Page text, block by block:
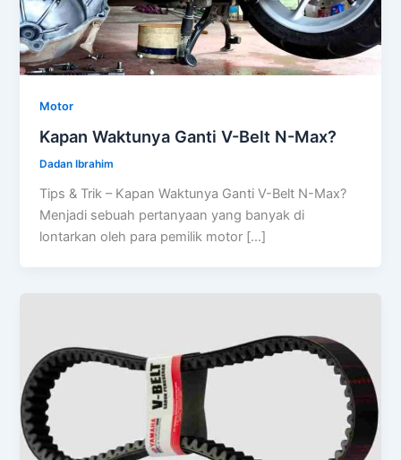
Motor
Kapan Waktunya Ganti V-Belt N-Max?
Dadan Ibrahim
Tips & Trik – Kapan Waktunya Ganti V-Belt N-Max?
Menjadi sebuah pertanyaan yang banyak di
lontarkan oleh para pemilik motor […]